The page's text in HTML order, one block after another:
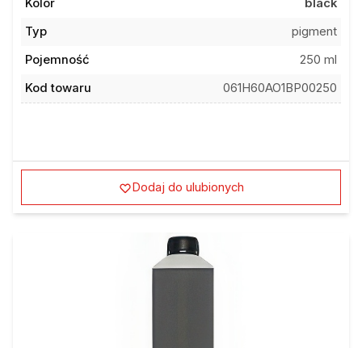
Kolor
black
Typ
pigment
Pojemność
250 ml
Kod towaru
061H60AO1BP00250
Dodaj do ulubionych